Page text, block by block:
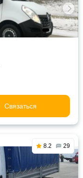
Связаться
8.2 29